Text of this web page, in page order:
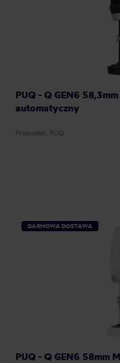
PUQ - Q GEN6
automatyczny
Producent: PUQ
DARMOWA DOSTAWA
PUQ - Q GEN6 58mm